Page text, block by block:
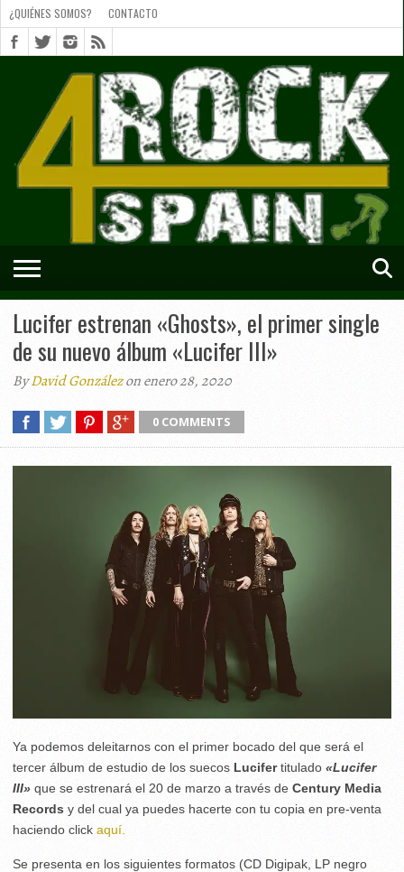
SOMOS?
CONTACTO
SHORTS
¿QUIÉNES SOMOS? CONTACTO
Lucifer estrenan «Ghosts», el primer single
de su nuevo álbum «Lucifer III»
ByDavid Gonzálezon enero 28, 2020
0 COMMENTS
Ya podemos deleitarnos con el primer bocado del que será el
tercer álbum de estudio de los suecos Lucifertitulado «Lucifer
III» que se estrenará el 20 de marzo a través de Century Media
Records y del cual ya puedes hacerte con tu copia en pre-venta
haciendo click aquí.
Se presenta en los siguientes formatos (CD Digipak, LP negro